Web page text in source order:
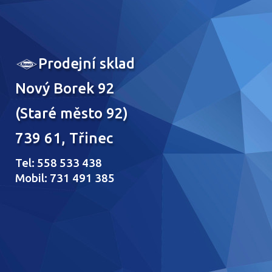
Prodejní sklad
Nový Borek 92
(Staré město 92)
739 61, Třinec
Tel: 558 533 438
Mobil: 731 491 385